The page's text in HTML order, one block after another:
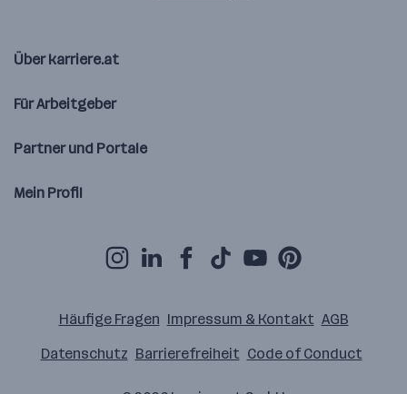
Über karriere.at
Für Arbeitgeber
Partner und Portale
Mein Profil
Häufige Fragen Impressum & Kontakt AGB
Datenschutz Barrierefreiheit Code of Conduct